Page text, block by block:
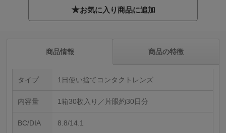
★お気に入り商品に追加
商品情報
タイプ 1日使い捨てコンタクトレンズ
内容量 1箱30枚入り／片眼約30日分
BC/DIA 8.8/14.1
商品の特徴